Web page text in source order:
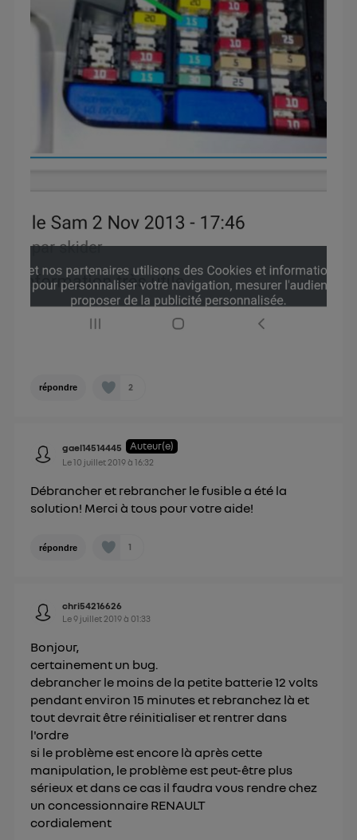
répondre 2
gael14514445 Auteur(e)
Le10 juillet 2019à16:32
Débrancher et rebrancher le fusible a été la
solution! Merci à tous pour votre aide!
répondre 1
chri54216626
Le9 juillet 2019à 01:33
Bonjour,
certainement un bug.
debrancher le moins de la petite batterie 12 volts
pendant environ 15 minutes et rebranchez là et
tout devrait être réinitialiser et rentrer dans
l'ordre
si le problème est encore là après cette
manipulation, le problème est peut-être plus
sérieux et dans ce cas il faudra vous rendre chez
un concessionnaire RENAULT
cordialement